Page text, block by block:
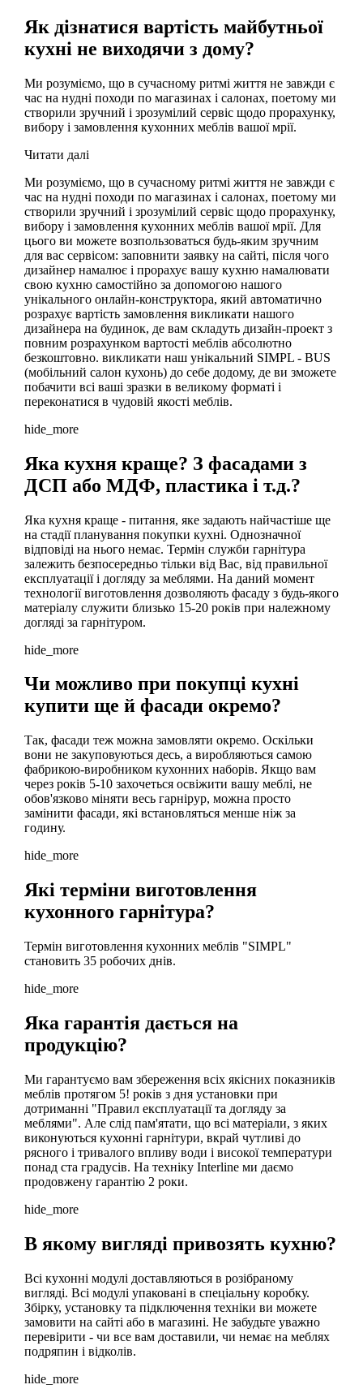
Як дізнатися вартість майбутньої
кухні не виходячи з дому?
Ми розуміємо, що в сучасному ритмі життя не завжди є
час на нудні походи по магазинах і салонах, поетому ми
створили зручний і зрозумілий сервіс щодо прорахунку,
вибору і замовлення кухонних меблів вашої мрії.
Читати далі
Ми розуміємо, що в сучасному ритмі життя не завжди є
час на нудні походи по магазинах і салонах, поетому ми
створили зручний і зрозумілий сервіс щодо прорахунку,
вибору і замовлення кухонних меблів вашої мрії. Для
цього ви можете возпользоваться будь-яким зручним
для вас сервісом: заповнити заявку на сайті, після чого
дизайнер намалює і прорахує вашу кухню намалювати
свою кухню самостійно за допомогою нашого
унікального онлайн-конструктора, який автоматично
розрахує вартість замовлення викликати нашого
дизайнера на будинок, де вам складуть дизайн-проект з
повним розрахунком вартості меблів абсолютно
безкоштовно. викликати наш унікальний SIMPL - BUS
(мобільний салон кухонь) до себе додому, де ви зможете
побачити всі ваші зразки в великому форматі і
переконатися в чудовій якості меблів.
hide_more
Яка кухня краще? З фасадами з
ДСП або МДФ, пластика і т.д.?
Яка кухня краще - питання, яке задають найчастіше ще
на стадії планування покупки кухні. Однозначної
відповіді на нього немає. Термін служби гарнітура
залежить безпосередньо тільки від Вас, від правильної
експлуатації і догляду за меблями. На даний момент
технології виготовлення дозволяють фасаду з будь-якого
матеріалу служити близько 15-20 років при належному
догляді за гарнітуром.
hide_more
Чи можливо при покупці кухні
купити ще й фасади окремо?
Так, фасади теж можна замовляти окремо. Оскільки
вони не закуповуються десь, а виробляються самою
фабрикою-виробником кухонних наборів. Якщо вам
через років 5-10 захочеться освіжити вашу меблі, не
обов'язково міняти весь гарнірур, можна просто
замінити фасади, які встановляться менше ніж за
годину.
hide_more
Які терміни виготовлення
кухонного гарнітура?
Термін виготовлення кухонних меблів "SIMPL"
становить 35 робочих днів.
hide_more
Яка гарантія дається на
продукцію?
Ми гарантуємо вам збереження всіх якісних показників
меблів протягом 5! років з дня установки при
дотриманні "Правил експлуатації та догляду за
меблями". Але слід пам'ятати, що всі матеріали, з яких
виконуються кухонні гарнітури, вкрай чутливі до
рясного і тривалого впливу води і високої температури
понад ста градусів. На техніку Interline ми даємо
продовжену гарантію 2 роки.
hide_more
В якому вигляді привозять кухню?
Всі кухонні модулі доставляються в розібраному
вигляді. Всі модулі упаковані в спеціальну коробку.
Збірку, установку та підключення техніки ви можете
замовити на сайті або в магазині. Не забудьте уважно
перевірити - чи все вам доставили, чи немає на меблях
подряпин і відколів.
hide_more